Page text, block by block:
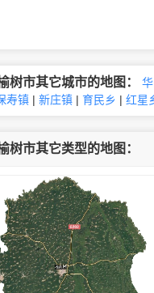
树市其它城市的地图：
寿镇| 新庄镇| 育民乡 | 红星
树市其它类型的地图：